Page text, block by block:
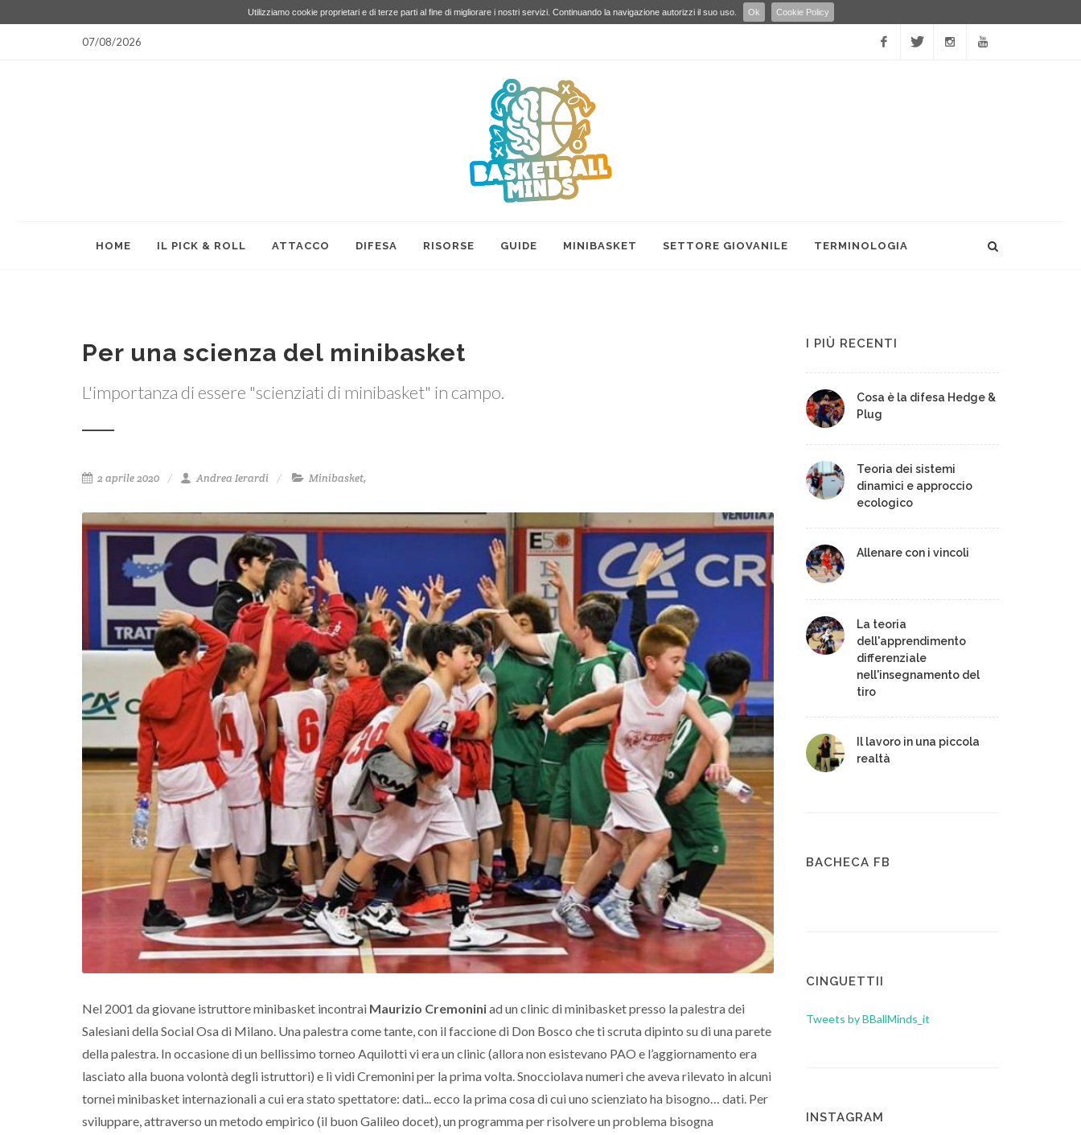
Utilizziamo cookie proprietari e di terze parti al fine di migliorare i nostri servizi. Continuando la navigazione autorizzi il suo uso. Ok Cookie Policy
07/08/2026
HOME IL PICK & ROLL ATTACCO DIFESA RISORSE GUIDE MINIBASKET SETTORE GIOVANILE TERMINOLOGIA
Per una scienza del minibasket
L'importanza di essere "scienziati di minibasket" in campo.
2 aprile 2020 Andrea Ierardi Minibasket,
Nel 2001 da giovane istruttore minibasket incontrai Maurizio Cremoniniad un clinic di minibasket presso la palestra dei
Salesiani della Social Osa di Milano. Una palestra come tante, con il faccione di Don Bosco che ti scruta dipinto su di una parete
della palestra. In occasione di un bellissimo torneo Aquilotti vi era un clinic (allora non esistevano PAO e l’aggiornamento era
lasciato alla buona volontà degli istruttori) e lì vidi Cremonini per la prima volta. Snocciolava numeri che aveva rilevato in alcuni
tornei minibasket internazionali a cui era stato spettatore: dati... ecco la prima cosa di cui uno scienziato ha bisogno… dati. Per
sviluppare, attraverso un metodo empirico (il buon Galileo docet), un programma per risolvere un problema bisogna
I PIÙ RECENTI
Cosa è la difesa Hedge &
Plug
Teoria dei sistemi
dinamici e approccio
ecologico
Allenare con i vincoli
La teoria
dell'apprendimento
differenziale
nell'insegnamento del
tiro
Il lavoro in una piccola
realtà
BACHECA FB
CINGUETTII
Tweets by BBallMinds_it
INSTAGRAM